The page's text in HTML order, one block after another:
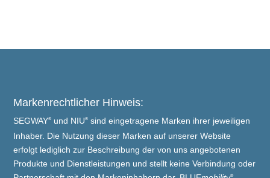
Markenrechtlicher Hinweis:
SEGWAY® und NIU® sind eingetragene Marken ihrer jeweiligen
Inhaber. Die Nutzung dieser Marken auf unserer Website
erfolgt lediglich zur Beschreibung der von uns angebotenen
Produkte und Dienstleistungen und stellt keine Verbindung oder
®